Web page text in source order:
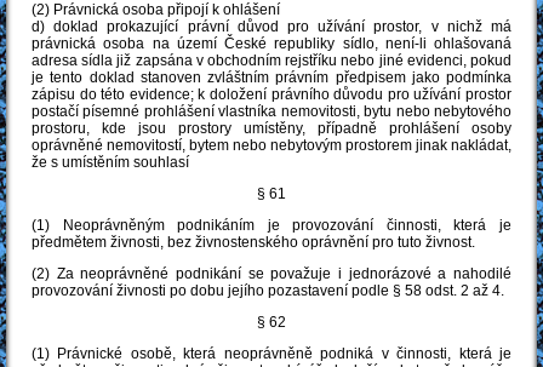
(2) Právnická osoba připojí k ohlášení
d) doklad prokazující právní důvod pro užívání prostor, v nichž má
právnická osoba na území České republiky sídlo, není-li ohlašovaná
adresa sídla již zapsána v obchodním rejstříku nebo jiné evidenci, pokud
je tento doklad stanoven zvláštním právním předpisem jako podmínka
zápisu do této evidence; k doložení právního důvodu pro užívání prostor
postačí písemné prohlášení vlastníka nemovitosti, bytu nebo nebytového
prostoru, kde jsou prostory umístěny, případně prohlášení osoby
oprávněné nemovitostí, bytem nebo nebytovým prostorem jinak nakládat,
že s umístěním souhlasí
§ 61
(1) Neoprávněným podnikáním je provozování činnosti, která je
předmětem živnosti, bez živnostenského oprávnění pro tuto živnost.
(2) Za neoprávněné podnikání se považuje i jednorázové a nahodilé
provozování živnosti po dobu jejího pozastavení podle § 58 odst. 2 až 4.
§ 62
(1) Právnické osobě, která neoprávněně podniká v činnosti, která je